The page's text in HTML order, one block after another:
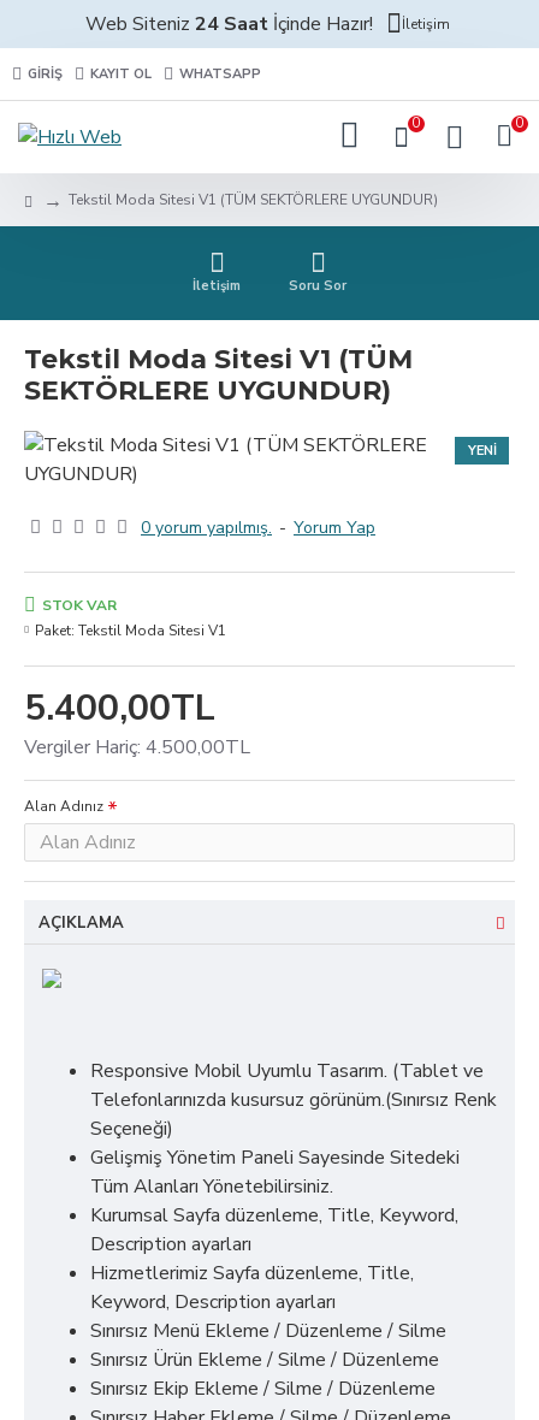
Web Siteniz 24 Saat İçinde Hazır! İletişim
GIRIŞ KAYIT OL WHATSAPP
0 0
Tekstil Moda Sitesi V1 (TÜM SEKTÖRLERE UYGUNDUR)
İletişim Soru Sor
Tekstil Moda Sitesi V1 (TÜM
SEKTÖRLERE UYGUNDUR)
YENI
0 yorum yapılmış. - Yorum Yap
5.400,00TL
Vergiler Hariç: 4.500,00TL
STOK VAR
Paket: Tekstil Moda Sitesi V1
Alan Adınız
AÇIKLAMA
Responsive Mobil Uyumlu Tasarım. (Tablet ve
Telefonlarınızda kusursuz görünüm.(Sınırsız Renk
Seçeneği)
Gelişmiş Yönetim Paneli Sayesinde Sitedeki
Tüm Alanları Yönetebilirsiniz.
Kurumsal Sayfa düzenleme, Title, Keyword,
Description ayarları
Hizmetlerimiz Sayfa düzenleme, Title,
Keyword, Description ayarları
Sınırsız Menü Ekleme / Düzenleme / Silme
Sınırsız Ürün Ekleme / Silme / Düzenleme
Sınırsız Ekip Ekleme / Silme / Düzenleme